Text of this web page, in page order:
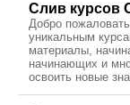
Слив курсов
Добро
уникальным
материалы,
начинающих и
освоить новые